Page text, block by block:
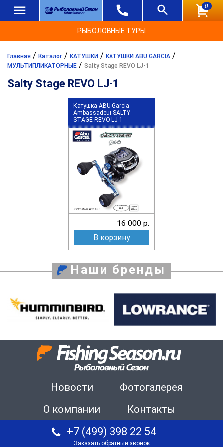
0
РЫБОЛОВНЫЕ ТУРЫ
Главная / Каталог / КАТУШКИ / КАТУШКИ ABU GARCIA /
МУЛЬТИПЛИКАТОРНЫЕ / Salty Stage REVO LJ-1
Salty Stage REVO LJ-1
Катушка ABU Garcia
Ambassadeur SALTY
STAGE REVO LJ-1
16 000 р.
В корзину
Наши бренды
Новости
Фотогалерея
О компании
Контакты
+7 (499) 398 22 54
Заказать обратный звонок